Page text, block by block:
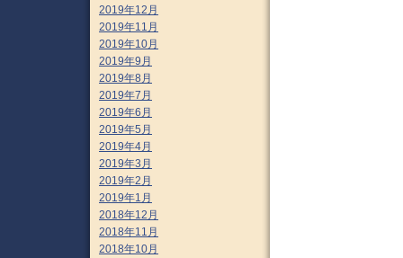
2019年12月
2019年11月
2019年10月
2019年9月
2019年8月
2019年7月
2019年6月
2019年5月
2019年4月
2019年3月
2019年2月
2019年1月
2018年12月
2018年11月
2018年10月